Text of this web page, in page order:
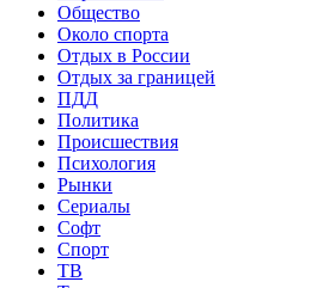
Общество
Около спорта
Отдых в России
Отдых за границей
ПДД
Политика
Происшествия
Психология
Рынки
Сериалы
Софт
Спорт
ТВ